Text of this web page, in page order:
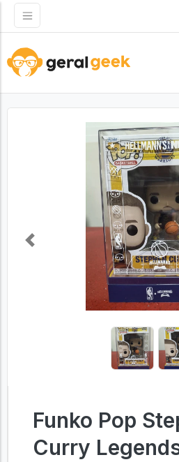
Previous
Funko Pop
Curry